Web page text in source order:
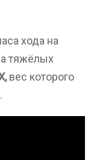
хода на
тяжёлых
вес которого